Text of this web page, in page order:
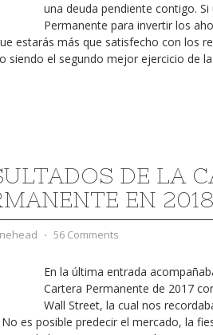
una deuda pendiente contigo. Si
Permanente para invertir los
estarás más que satisfecho con los
siendo el segundo mejor ejercicio de
DE LA
EN 2018
⋅ 56 Comments
En la última entrada
Cartera Permanente de 2017
Wall Street, la cual nos
es posible predecir el mercado, la